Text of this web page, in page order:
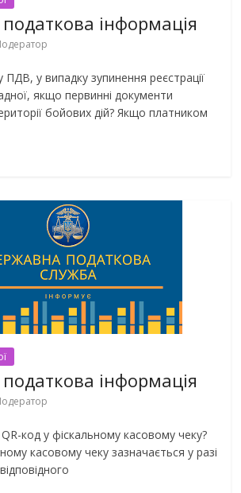
інформація
ПДВ, у випадку зупинення реєстрації
якщо первинні документи
бойових дій? Якщо платником
інформація
код у фіскальному касовому чеку?
касовому чеку зазначається у разі